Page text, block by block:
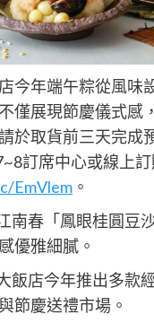
今年端午粽從風味
僅展現節慶儀式感
於取貨前三天完成
訂席中心或線上
EmVlem 。
南春「鳳眼桂圓豆
優雅細膩。
飯店今年推出多款
節慶送禮市場。